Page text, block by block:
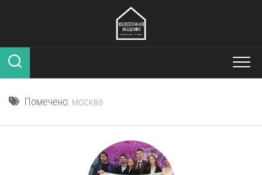
Помечено: москва